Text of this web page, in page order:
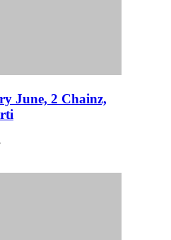
June, 2 Chainz,